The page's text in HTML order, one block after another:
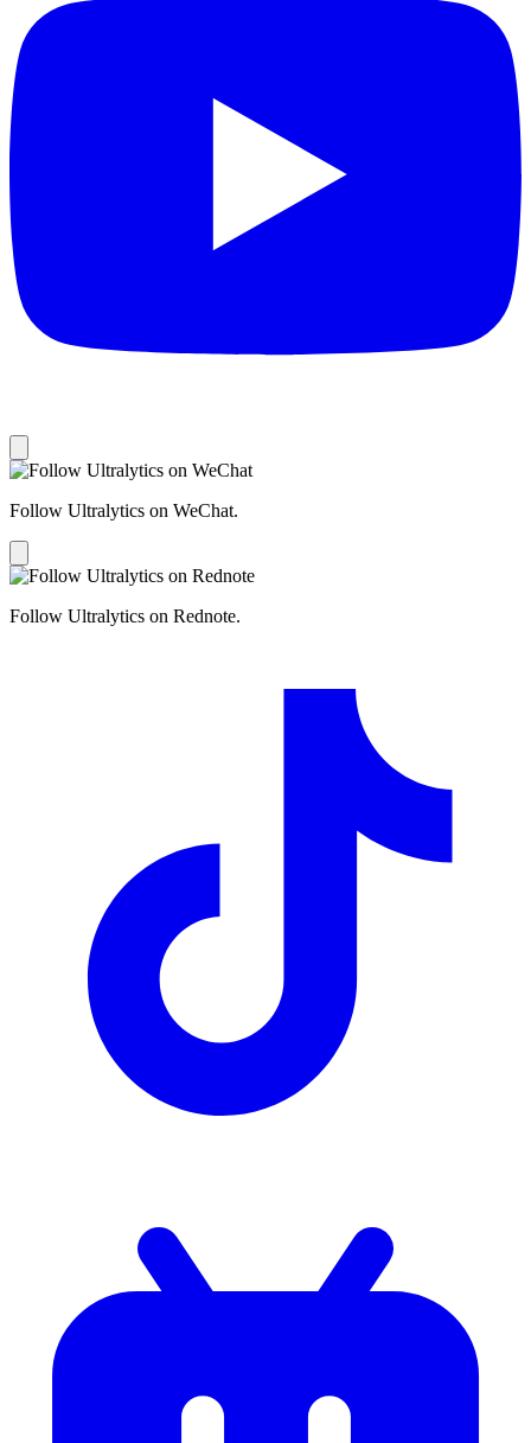
Follow Ultralytics on WeChat.
Follow Ultralytics on Rednote.